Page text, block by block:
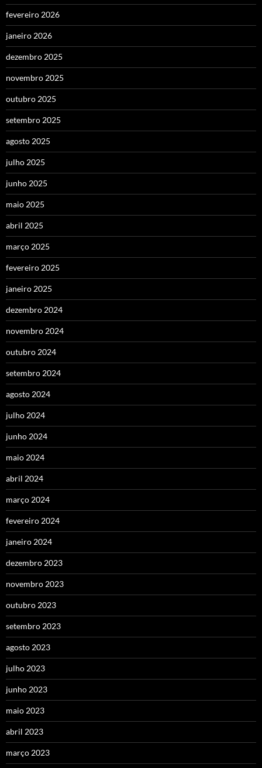
fevereiro 2026
janeiro 2026
dezembro 2025
novembro 2025
outubro 2025
setembro 2025
agosto 2025
julho 2025
junho 2025
maio 2025
abril 2025
março 2025
fevereiro 2025
janeiro 2025
dezembro 2024
novembro 2024
outubro 2024
setembro 2024
agosto 2024
julho 2024
junho 2024
maio 2024
abril 2024
março 2024
fevereiro 2024
janeiro 2024
dezembro 2023
novembro 2023
outubro 2023
setembro 2023
agosto 2023
julho 2023
junho 2023
maio 2023
abril 2023
março 2023